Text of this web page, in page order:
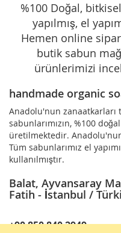
%100 Doğal,
yapılmış, el
Hemen online
butik sabun
ürünlerimizi
handmade organic
Anadolu'nun zanaatkarları
sabunlarımızın, %100
üretilmektedir.
Tüm sabunlarımız el
kullanılmıştır.
Balat, Ayvansaray
Fatih - İstanbul /
+90 850 840 2949